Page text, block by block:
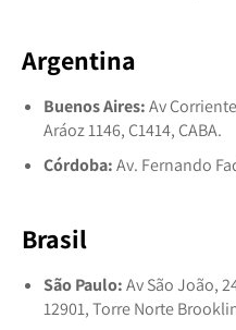
Argentina
Buenos Aires:Av
Aráoz 1146, C1414, CABA.
Córdoba:Av. Fernando
Brasil
São Paulo:Av São João,
12901, Torre Norte